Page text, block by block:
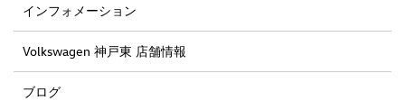
インフォメーション
Volkswagen 神戸東 店舗情報
ブログ